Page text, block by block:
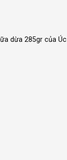
dừa 285gr của Úc